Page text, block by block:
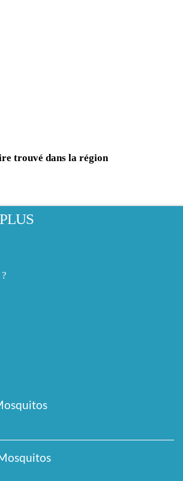
trouvé dans la région